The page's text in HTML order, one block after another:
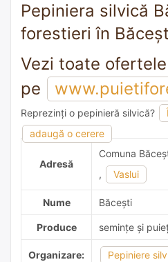
Pepiniera silvică
forestieri în
Vezi toate
pe
Reprezinți o pepinieră silvică?
adaugă o cerere
adaugă o recomandare
Adresă
Comuna
,
Vaslui
Nume Băceşti
Produce semințe și
Organizare: Pepiniere